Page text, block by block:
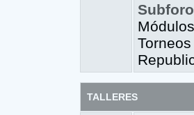
TALLERES